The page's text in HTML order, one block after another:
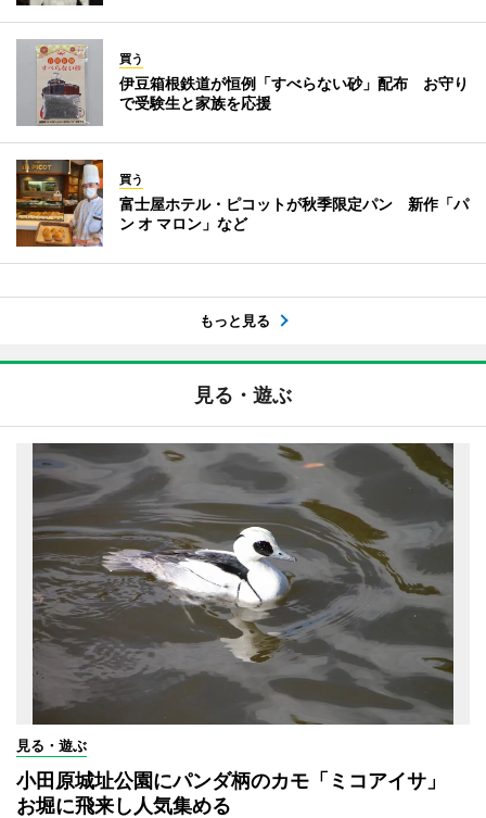
買う
伊豆箱根鉄道が恒例「すべらない砂」配布 お守り
で受験生と家族を応援
買う
富士屋ホテル・ピコットが秋季限定パン 新作「パ
ン オ マロン」など
もっと見る
見る・遊ぶ
見る・遊ぶ
小田原城址公園にパンダ柄のカモ「ミコアイサ」
お堀に飛来し人気集める